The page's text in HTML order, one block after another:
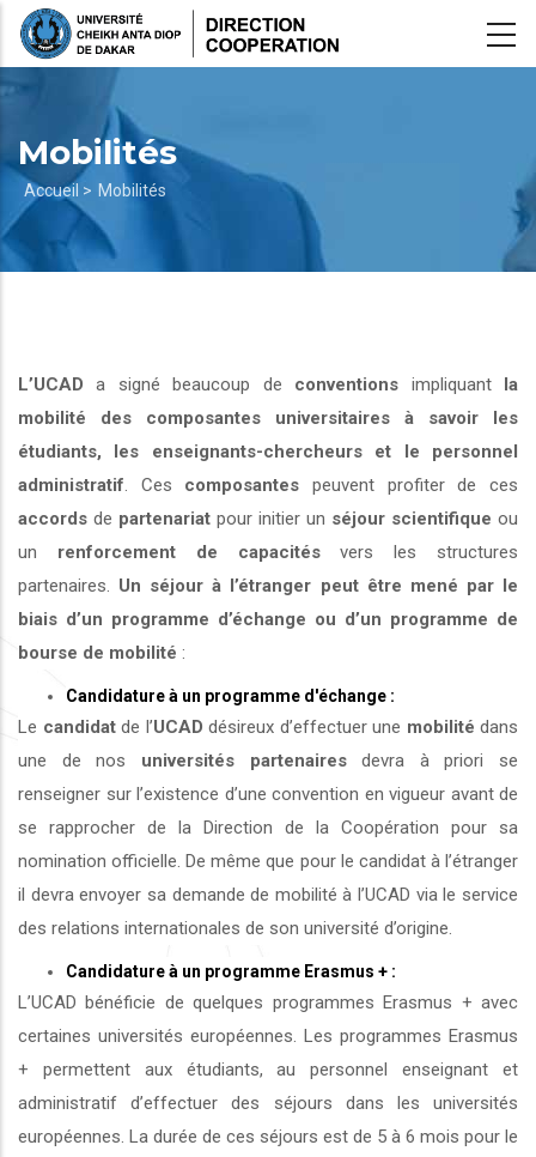
Aller
Mobilités
Fil
d'Ariane
Accueil > Mobilités
L’UCAD a signé beaucoup de conventions impliquant la
mobilité des composantes universitaires à savoir les
étudiants, les enseignants-chercheurs et le personnel
administratif . Ces composantes peuvent profiter de ces
accords de partenariat pour initier un séjour scientifique ou
un renforcement de capacitésvers les structures
partenaires. Un séjour à l’étranger peut être mené par le
biais d’un programme d’échange ou d’un programme de
bourse de mobilité :
Candidature à un programme d'échange :
Le candidatde l’UCAD désireux d’effectuer une mobilité dans
une de nos universités partenairesdevra à priori se
renseigner sur l’existence d’une convention en vigueur avant de
se rapprocher de la Direction de la Coopération pour sa
nomination officielle. De même que pour le candidat à l’étranger
il devra envoyer sa demande de mobilité à l’UCAD via le service
des relations internationales de son université d’origine.
Candidature à un programme Erasmus + :
L’UCAD bénéficie de quelques programmes Erasmus + avec
certaines universités européennes. Les programmes Erasmus
+ permettent aux étudiants, au personnel enseignant et
administratif d’effectuer des séjours dans les universités
européennes. La durée de ces séjours est de 5 à 6 mois pour le